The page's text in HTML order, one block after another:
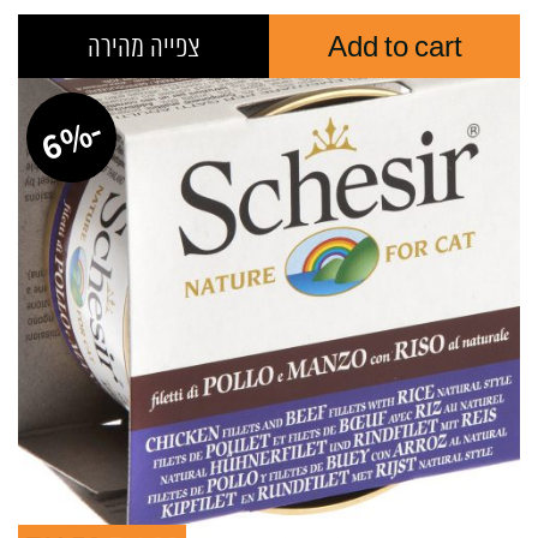
-
6
%
Add to cart צפייה מהירה